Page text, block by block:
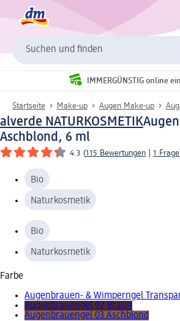
Suchen und finden
IMMERGÜNSTIG online
Startseite Make-up Augen Make-up
alverde NATURKOSMETIK
Aschblond, 6 ml
4.3 (115 Bewertungen 1 Frage
Bio
Naturkosmetik
Bio
Naturkosmetik
Farbe
Augenbrauen- & Wimperngel
Augenbrauengel 02 Braun
Augenbrauengel 03 Aschblond